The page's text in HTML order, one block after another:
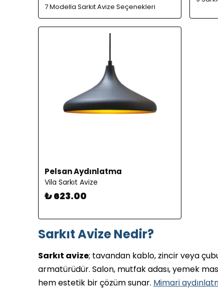
7 Modella Sarkıt Avize Seçenekleri
Pelsan Aydınlatma
Vila Sarkıt Avize
₺ 623.00
Sarkıt Avize Nedir?
Sarkıt avize; tavandan kablo, zincir veya
armatürüdür. Salon, mutfak adası, yemek
hem estetik bir çözüm sunar. Mimari